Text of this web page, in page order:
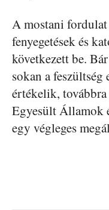
A mostani
fenyegetések és
következett be.
sokan a
értékelik,
Egyesült Államok
egy végleges